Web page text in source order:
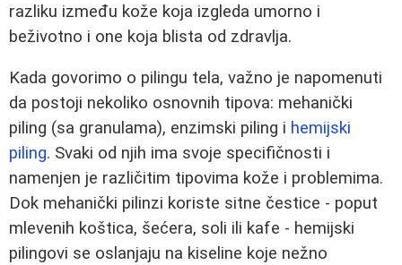
razliku između kože koja izgleda umorno i
beživotno i one koja blista od zdravlja.
Kada govorimo o pilingu tela, važno je napomenuti
da postoji nekoliko osnovnih tipova: mehanički
piling (sa granulama), enzimski piling i hemijski
piling. Svaki od njih ima svoje specifičnosti i
namenjen je različitim tipovima kože i problemima.
Dok mehanički pilinzi koriste sitne čestice - poput
mlevenih koštica, šećera, soli ili kafe - hemijski
pilingovi se oslanjaju na kiseline koje nežno